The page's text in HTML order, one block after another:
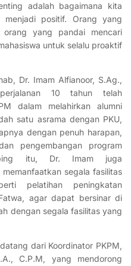
adalah bagaimana kita
positif. Orang yang
yang pandai mencari
untuk selalu proaktif
Dr. Imam Alfianoor, S.Ag.,
10 tahun telah
dalam melahirkan alumni
satu asrama dengan PKU,
dengan penuh harapan,
pengembangan program
itu, Dr. Imam juga
segala fasilitas
pelatihan peningkatan
agar dapat bersinar di
dengan segala fasilitas yang
dari Koordinator PKPM,
C.P.M, yang mendorong